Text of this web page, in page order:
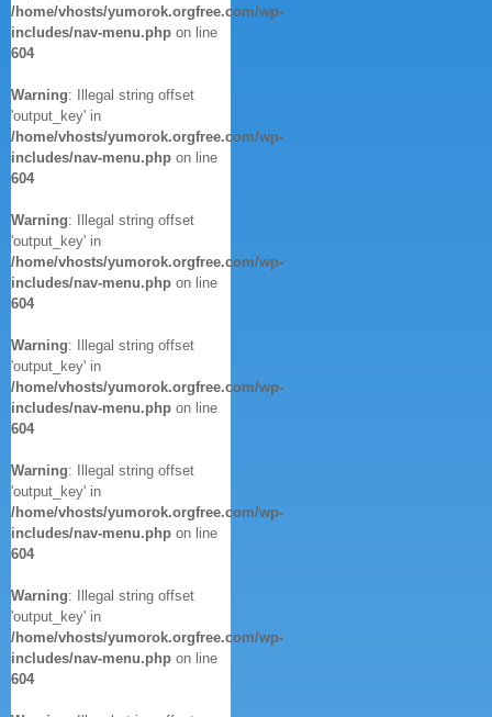
/home/vhosts/yumorok.orgfree.com/wp-
includes/nav-menu.php on line
604
Warning: Illegal string offset
'output_key' in
/home/vhosts/yumorok.orgfree.com/wp-
includes/nav-menu.php on line
604
Warning: Illegal string offset
'output_key' in
/home/vhosts/yumorok.orgfree.com/wp-
includes/nav-menu.php on line
604
Warning: Illegal string offset
'output_key' in
/home/vhosts/yumorok.orgfree.com/wp-
includes/nav-menu.php on line
604
Warning: Illegal string offset
'output_key' in
/home/vhosts/yumorok.orgfree.com/wp-
includes/nav-menu.php on line
604
Warning: Illegal string offset
'output_key' in
/home/vhosts/yumorok.orgfree.com/wp-
includes/nav-menu.php on line
604